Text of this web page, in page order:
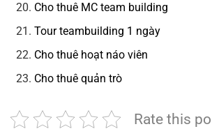
Cho thuê MC team building
Tour teambuilding 1 ngày
Cho thuê hoạt náo viên
Cho thuê quản trò
Rate this